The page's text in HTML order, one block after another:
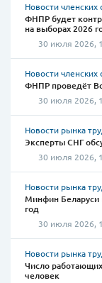
Новости членских
ФНПР будет
на выборах 2026
30 июля 2026,
Новости членских
ФНПР проведёт
30 июля 2026,
Новости рынка
Эксперты СНГ
30 июля 2026,
Новости рынка
Минфин Беларуси
год
30 июля 2026,
Новости рынка
Число
человек